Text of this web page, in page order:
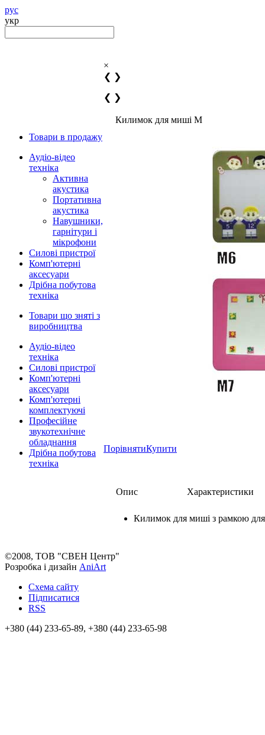
рус
укр
Товари в продажу
Аудіо-відео
техніка
Активна
акустика
Портативна
акустика
Навушники,
гарнітури і
мікрофони
Силові пристрої
Комп'ютерні
аксесуари
Дрібна побутова
техніка
Товари що зняті з
виробництва
Аудіо-відео
техніка
Силові пристрої
Комп'ютерні
аксесуари
Комп'ютерні
комплектуючі
Професійне
звукотехнічне
обладнання
Дрібна побутова
техніка
×
❮ ❯
❮ ❯
Килимок для миші M
ПорівнятиКупити
Опис Характеристики
Килимок для миші з рамкою
©2008, ТОВ "СВЕН Центр"
Розробка і дизайн AniArt
Схема сайту
Підписатися
RSS
+380 (44) 233-65-89, +380 (44) 233-65-98